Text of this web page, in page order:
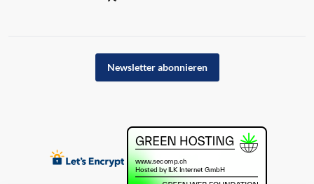
Newsletter abonnieren